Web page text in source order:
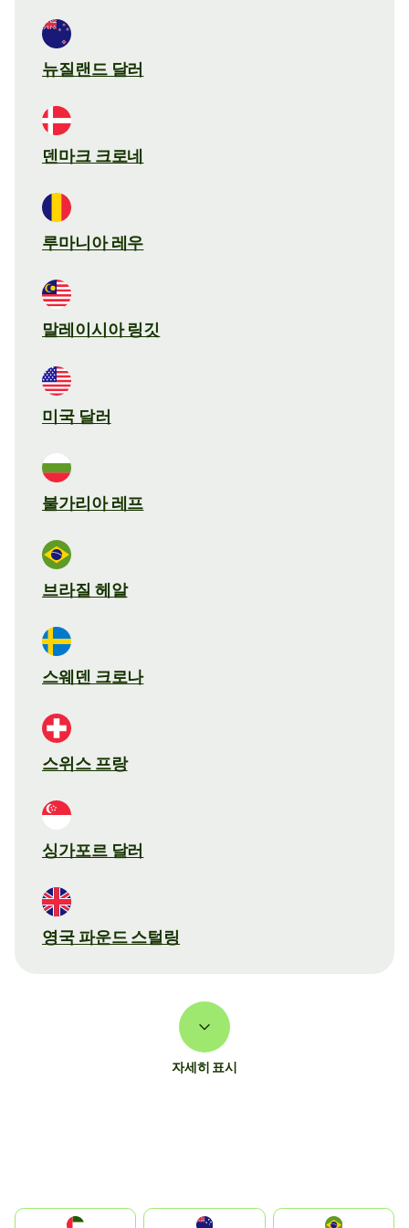
뉴질랜드 달러
덴마크 크로네
루마니아 레우
말레이시아 링깃
미국 달러
불가리아 레프
브라질 헤알
스웨덴 크로나
스위스 프랑
싱가포르 달러
영국 파운드 스털링
자세히 표시